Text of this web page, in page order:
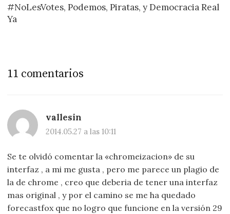
#NoLesVotes, Podemos, Piratas, y Democracia Real
Ya
11 comentarios
vallesin
2014.05.27 a las 10:11
Se te olvidó comentar la «chromeizacion» de su
interfaz , a mi me gusta , pero me parece un plagio de
la de chrome , creo que deberia de tener una interfaz
mas original , y por el camino se me ha quedado
forecastfox que no logro que funcione en la versión 29